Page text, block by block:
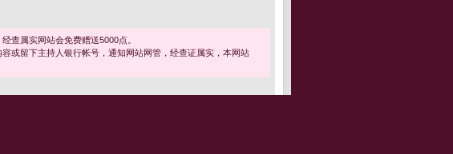
查属实网站会免费赠送5000点。
或留下主持人银行帐号，通知网站网管，经查证属实，本网站